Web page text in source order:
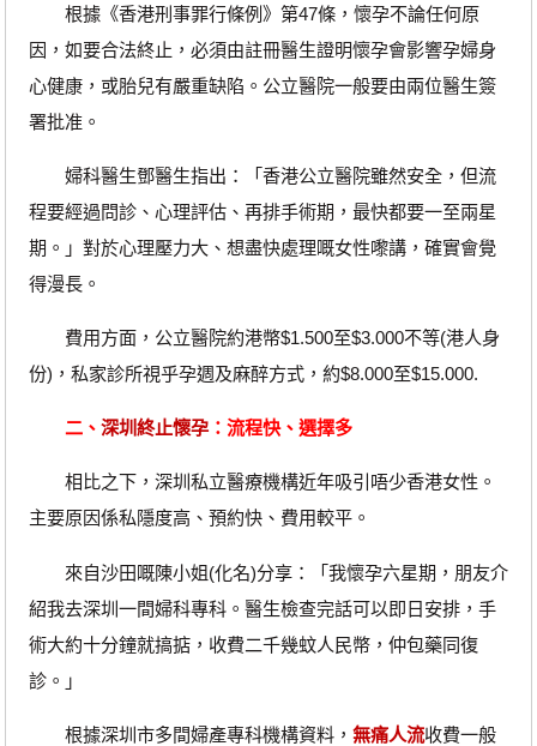
根據《香港刑事罪行條例》第47條，懷孕不論任何原
因，如要合法終止，必須由註冊醫生證明懷孕會影響孕婦身
心健康，或胎兒有嚴重缺陷。公立醫院一般要由兩位醫生簽
署批准。
婦科醫生鄧醫生指出：「香港公立醫院雖然安全，但流
程要經過問診、心理評估、再排手術期，最快都要一至兩星
期。」對於心理壓力大、想盡快處理嘅女性嚟講，確實會覺
得漫長。
費用方面，公立醫院約港幣$1.500至$3.000不等(港人身
份)，私家診所視乎孕週及麻醉方式，約$8.000至$15.000.
二、 深圳終止懷孕：流程快、選擇多
相比之下，深圳私立醫療機構近年吸引唔少香港女性。
主要原因係私隱度高、預約快、費用較平。
來自沙田嘅陳小姐(化名)分享：「我懷孕六星期，朋友介
紹我去深圳一間婦科專科。醫生檢查完話可以即日安排，手
術大約十分鐘就搞掂，收費二千幾蚊人民幣，仲包藥同復
診。」
根據深圳市多間婦產專科機構資料， 無痛人流收費一般